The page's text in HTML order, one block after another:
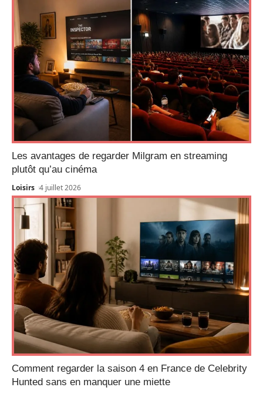
Les avantages de regarder Milgram en streaming
plutôt qu’au cinéma
Loisirs 4 juillet 2026
Comment regarder la saison 4 en France de Celebrity
Hunted sans en manquer une miette